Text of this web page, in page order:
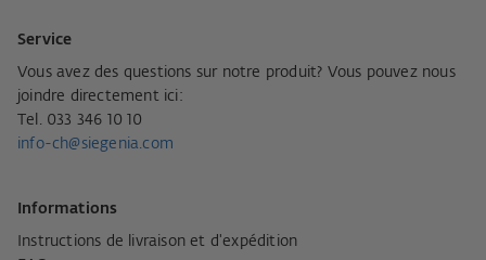
Service
Vous avez des questions sur notre produit? Vous pouvez nous
joindre directement ici:
Tel. 033 346 10 10
info-ch@siegenia.com
Informations
Instructions de livraison et d'expédition